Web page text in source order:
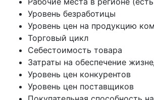
Уровень безработицы
Уровень цен на продукцию
Торговый цикл
Себестоимость товара
Затраты на обеспечение
Уровень цен конкурентов
Уровень цен поставщиков